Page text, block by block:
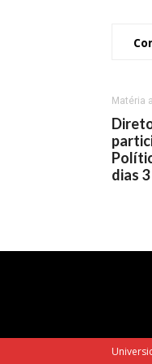
Matéria
dias